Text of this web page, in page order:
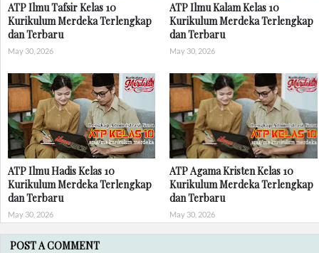
ATP Ilmu Tafsir Kelas 10
Kurikulum Merdeka Terlengkap
dan Terbaru
May 30, 2026
ATP Ilmu Kalam Kelas 10
Kurikulum Merdeka Terlengkap
dan Terbaru
May 30, 2026
ATP Ilmu Hadis Kelas 10
Kurikulum Merdeka Terlengkap
dan Terbaru
May 30, 2026
ATP Agama Kristen Kelas 10
Kurikulum Merdeka Terlengkap
dan Terbaru
May 30, 2026
POST A COMMENT